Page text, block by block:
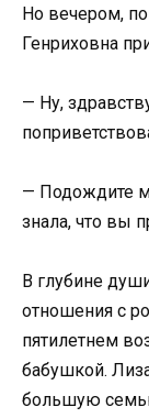
Но вечером,
Генриховна
— Ну,
— Подождите
знала, что вы
В глубине
отношения с
пятилетнем
бабушкой.
большую